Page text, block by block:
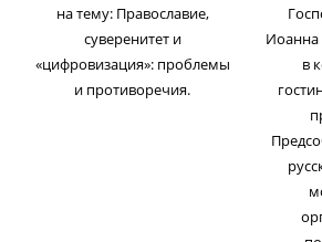
на тему: Православие,
суверенитет и
«цифровизация»: проблемы
и противоречия.
Иоанна
в